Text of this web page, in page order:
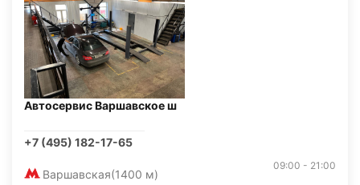
Автосервис Варшавское ш
+7 (495) 182-17-65
Варшавская(1400 м)
09:00 - 21:00